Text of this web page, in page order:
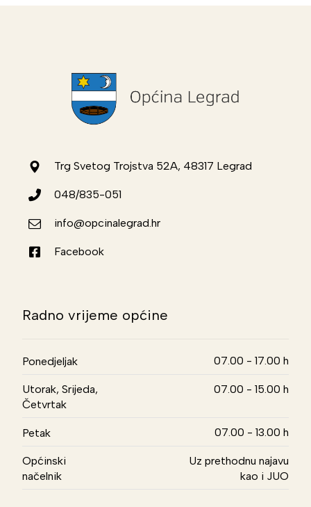
Trg Svetog Trojstva 52A, 48317 Legrad
048/835-051
info@opcinalegrad.hr
Facebook
Radno vrijeme općine
Ponedjeljak 07.00 - 17.00 h
Utorak, Srijeda,
Četvrtak
07.00 - 15.00 h
Petak 07.00 - 13.00 h
Općinski
načelnik
Uz prethodnu najavu
kao i JUO